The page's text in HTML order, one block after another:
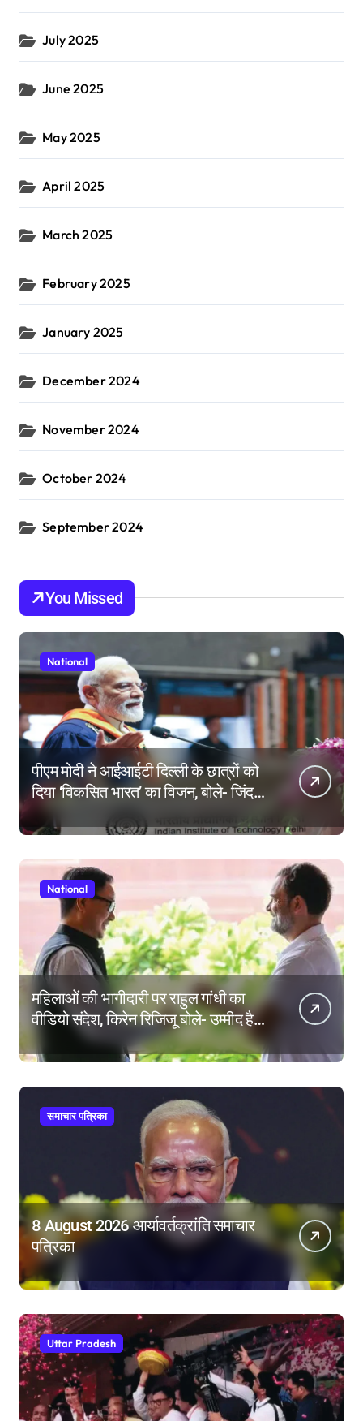
July 2025
June 2025
May 2025
April 2025
March 2025
February 2025
January 2025
December 2024
November 2024
October 2024
September 2024
You Missed
National
पीएम मोदी ने आईआईटी दिल्ली के छात्रों को
दिया ‘विकसित भारत’ का विजन, बोले- जिंदगी
की परीक्षा में सब कुछ आउट ऑफ सिलेबस
होता है
National
महिलाओं की भागीदारी पर राहुल गांधी का
वीडियो संदेश, किरेन रिजिजू बोले- उम्मीद है
महिला आरक्षण बिल का बिना शर्त करेंगे
समर्थन
समाचार पत्रिका
8 August 2026 आर्यावर्तक्रांति समाचार
पत्रिका
Uttar Pradesh